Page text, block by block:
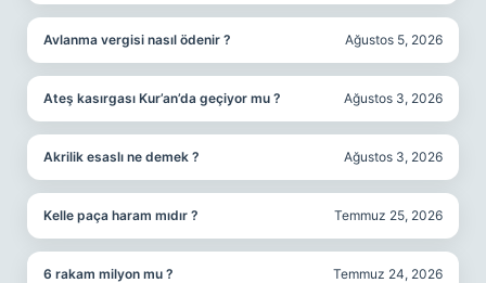
Avlanma vergisi nasıl ödenir ? Ağustos 5, 2026
Ateş kasırgası Kur’an’da geçiyor mu ? Ağustos 3, 2026
Akrilik esaslı ne demek ? Ağustos 3, 2026
Kelle paça haram mıdır ? Temmuz 25, 2026
6 rakam milyon mu ? Temmuz 24, 2026